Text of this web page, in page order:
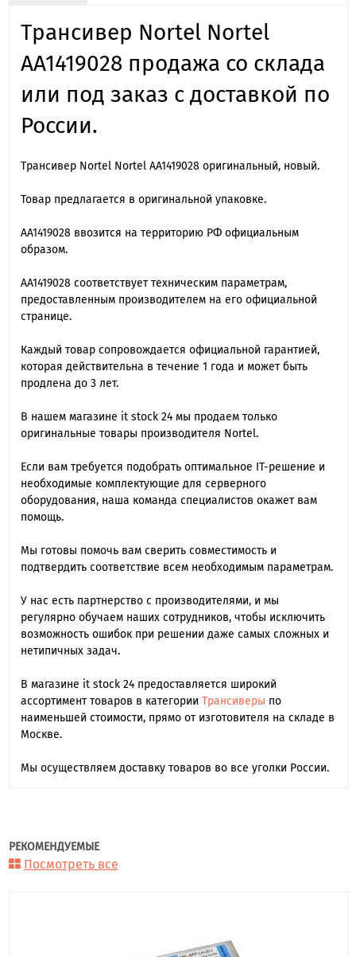
Трансивер Nortel Nortel
AA1419028 продажа со склада
или под заказ с доставкой по
России.
Трансивер Nortel Nortel AA1419028 оригинальный, новый.
Товар предлагается в оригинальной упаковке.
AA1419028 ввозится на территорию РФ официальным
образом.
AA1419028 cоответствует техническим параметрам,
предоставленным производителем на его официальной
странице.
Каждый товар сопровождается официальной гарантией,
которая действительна в течение 1 года и может быть
продлена до 3 лет.
В нашем магазине it stock 24 мы продаем только
оригинальные товары производителя Nortel.
Если вам требуется подобрать оптимальное IT-решение и
необходимые комплектующие для серверного
оборудования, наша команда специалиcтов окажет вам
помощь.
Мы готовы помочь вам сверить совместимость и
подтвердить соответствие всем необходимым параметрам.
У нас есть партнерство с производителями, и мы
регулярно обучаем наших сотрудников, чтобы исключить
возможность ошибок при решении даже самых сложных и
нетипичных задач.
В магазине it stock 24 предоставляется широкий
ассортимент товаров в категории Трансиверы по
наименьшей стоимости, прямо от изготовителя на складе в
Москве.
Мы осуществляем доставку товаров во все уголки России.
РЕКОМЕНДУЕМЫЕ
Посмотреть все